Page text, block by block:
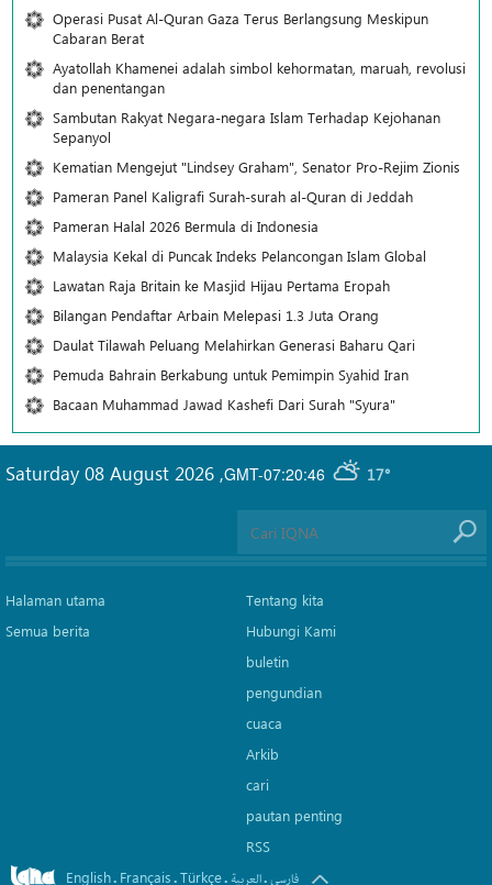
Operasi Pusat Al-Quran Gaza Terus Berlangsung Meskipun
Cabaran Berat
Ayatollah Khamenei adalah simbol kehormatan, maruah, revolusi
dan penentangan
Sambutan Rakyat Negara-negara Islam Terhadap Kejohanan
Sepanyol
Kematian Mengejut "Lindsey Graham", Senator Pro-Rejim Zionis
Pameran Panel Kaligrafi Surah-surah al-Quran di Jeddah
Pameran Halal 2026 Bermula di Indonesia
Malaysia Kekal di Puncak Indeks Pelancongan Islam Global
Lawatan Raja Britain ke Masjid Hijau Pertama Eropah
Bilangan Pendaftar Arbain Melepasi 1.3 Juta Orang
Daulat Tilawah Peluang Melahirkan Generasi Baharu Qari
Pemuda Bahrain Berkabung untuk Pemimpin Syahid Iran
Bacaan Muhammad Jawad Kashefi Dari Surah "Syura"
GMT-07:20:46 17°
Saturday 08 August 2026 ,
Halaman utama
Semua berita
Tentang kita
Hubungi Kami
buletin
pengundian
cuaca
Arkib
cari
pautan penting
RSS
English. Français.Türkçe. العربیة.فارسی